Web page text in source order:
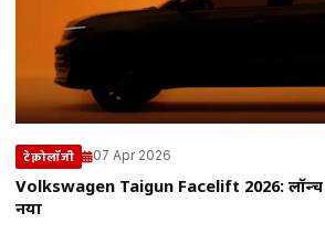
टेक्नोलॉजी 07 Apr 2026
Volkswagen Taigun Facelift 2026:
नया